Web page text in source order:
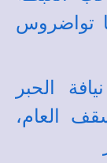
تواضروس
الحبر
العام،